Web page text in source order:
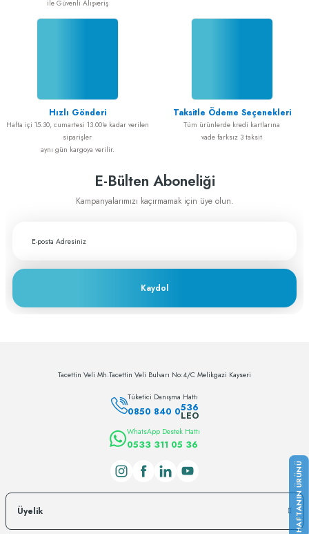
ile Güvenli Alışveriş
Hızlı Gönderi
Hafta içi 15.30, cumartesi 13.00'e kadar verilen
siparişler
aynı gün kargoya verilir.
Taksitle Ödeme Seçenekleri
Tüm ürünlerde kredi kartlarına
vade farksız 3 taksit
E-Bülten Aboneliği
Kampanyalarımızı kaçırmamak için üye olun.
Kaydol
Tacettin Veli Mh.Tacettin Veli Bulvarı No:4/C Melikgazi Kayseri
Tüketici Danışma Hattı
0850 840 0536
LEO
WhatsApp Destek Hattı
0533 311 05 36
Üyelik